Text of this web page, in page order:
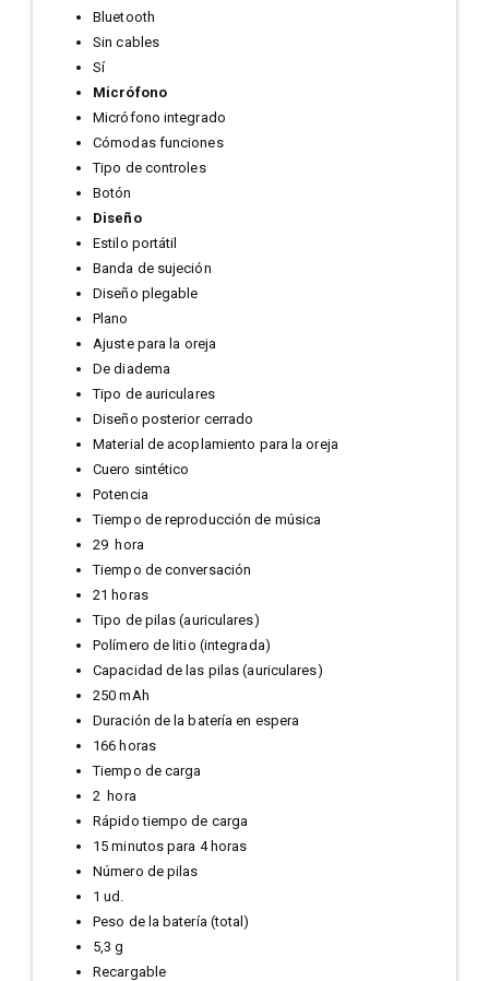
Bluetooth
Sin cables
Sí
Micrófono
Micrófono integrado
Cómodas funciones
Tipo de controles
Botón
Diseño
Estilo portátil
Banda de sujeción
Diseño plegable
Plano
Ajuste para la oreja
De diadema
Tipo de auriculares
Diseño posterior cerrado
Material de acoplamiento para la oreja
Cuero sintético
Potencia
Tiempo de reproducción de música
29 hora
Tiempo de conversación
21 horas
Tipo de pilas (auriculares)
Polímero de litio (integrada)
Capacidad de las pilas (auriculares)
250 mAh
Duración de la batería en espera
166 horas
Tiempo de carga
2 hora
Rápido tiempo de carga
15 minutos para 4 horas
Número de pilas
1 ud.
Peso de la batería (total)
5,3 g
Recargable